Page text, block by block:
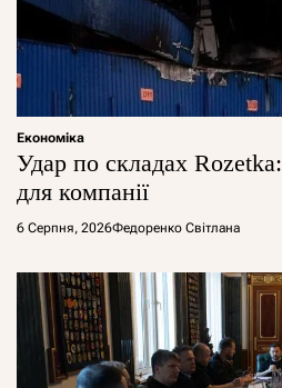
Економіка
Удар по складах
для компанії
6 Серпня, 2026Федоренко Світлана